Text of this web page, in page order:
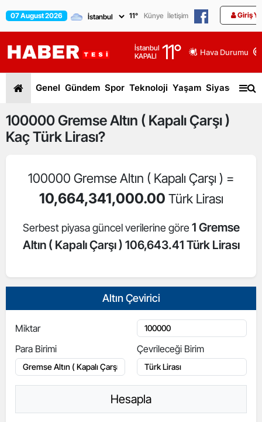
07 August 2026 11° Künye İletişim Giriş
İstanbul
KAPALI
11° Hava Durumu
Genel Gündem Spor Teknoloji Yaşam Siyaset
100000Gremse Altın ( Kapalı Çarşı )
Kaç Türk Lirası?
100000 Gremse Altın ( Kapalı Çarşı ) =
10,664,341,000.00 Türk Lirası
Serbest piyasa güncel verilerine göre 1 Gremse
Altın ( Kapalı Çarşı ) 106,643.41 Türk Lirası
Altın Çevirici
Miktar
Para Birimi
Çevrileceği Birim
Hesapla